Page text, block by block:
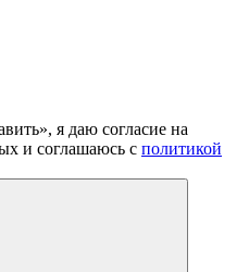
я даю согласие на
и соглашаюсь c политикой